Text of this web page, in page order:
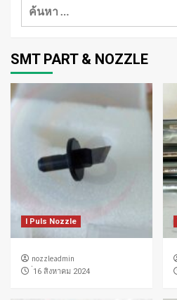
ค้นหา
SMT PART & NOZZLE
I Puls Nozzle
nozzleadmin
่16 สิงหาคม 2024